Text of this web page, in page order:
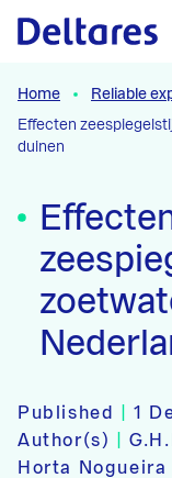
Naar
Home Reliable
Effecten
duinen
Published |1
Author(s)
|
Horta Nogueira